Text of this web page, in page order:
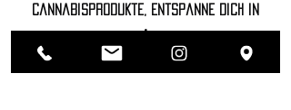
Cannabisprodukte, entspanne dich in
entdecke hochwertige Accessoires.